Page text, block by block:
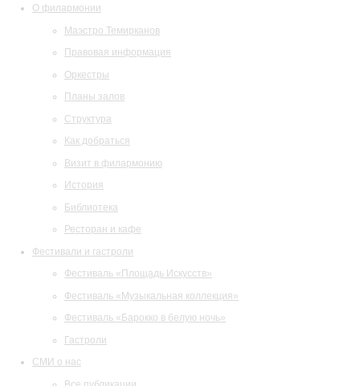
О филармонии
Маэстро Темирканов
Правовая информация
Оркестры
Планы залов
Структура
Как добраться
Визит в филармонию
История
Библиотека
Ресторан и кафе
Фестивали и гастроли
Фестиваль «Площадь Искусств»
Фестиваль «Музыкальная коллекция»
Фестиваль «Барокко в белую ночь»
Гастроли
СМИ о нас